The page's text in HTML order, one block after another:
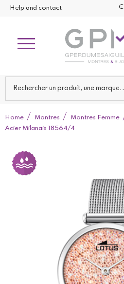
Help and contact €
Home Montres Montres Femme
Acier Milanais 18564/4